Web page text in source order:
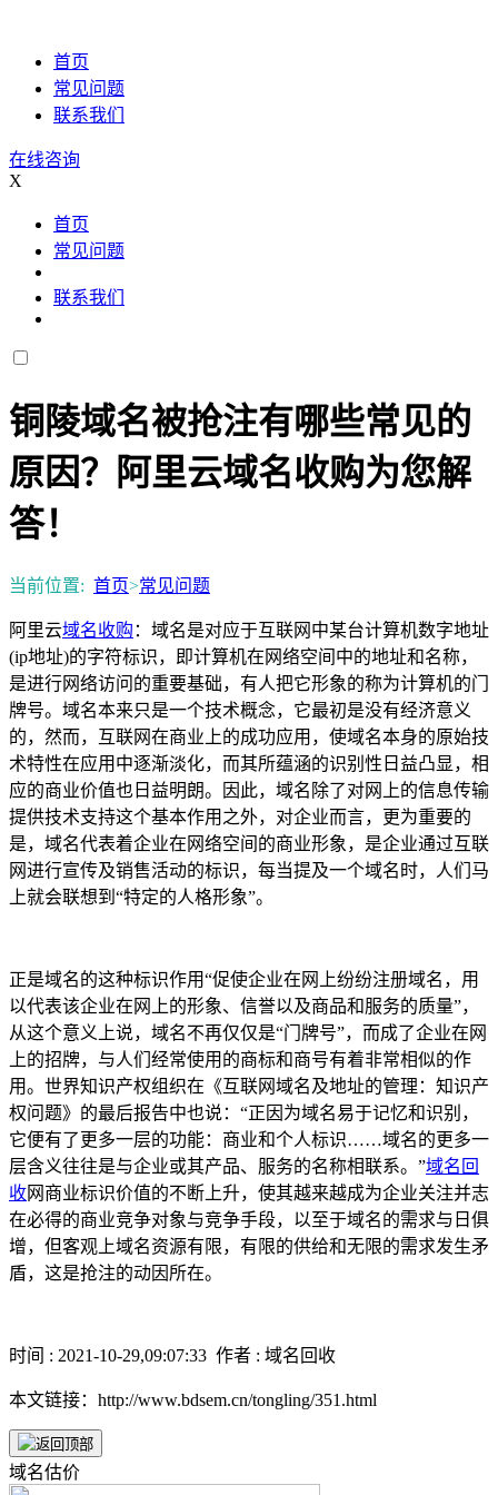
首页
常见问题
联系我们
在线咨询
X
首页
常见问题
联系我们
铜陵域名被抢注有哪些常见的
原因？阿里云域名收购为您解
答！
当前位置: 首页>常见问题
阿里云域名收购 ：域名是对应于互联网中某台计算机数字地址
(ip地址)的字符标识，即计算机在网络空间中的地址和名称，
是进行网络访问的重要基础，有人把它形象的称为计算机的门
牌号。域名本来只是一个技术概念，它最初是没有经济意义
的，然而，互联网在商业上的成功应用，使域名本身的原始技
术特性在应用中逐渐淡化，而其所蕴涵的识别性日益凸显，相
应的商业价值也日益明朗。因此，域名除了对网上的信息传输
提供技术支持这个基本作用之外，对企业而言，更为重要的
是，域名代表着企业在网络空间的商业形象，是企业通过互联
网进行宣传及销售活动的标识，每当提及一个域名时，人们马
上就会联想到“特定的人格形象”。
正是域名的这种标识作用“促使企业在网上纷纷注册域名，用
以代表该企业在网上的形象、信誉以及商品和服务的质量”，
从这个意义上说，域名不再仅仅是“门牌号”，而成了企业在网
上的招牌，与人们经常使用的商标和商号有着非常相似的作
用。世界知识产权组织在《互联网域名及地址的管理：知识产
权问题》的最后报告中也说：“正因为域名易于记忆和识别，
它便有了更多一层的功能：商业和个人标识……域名的更多一
层含义往往是与企业或其产品、服务的名称相联系。”域名回
收网商业标识价值的不断上升，使其越来越成为企业关注并志
在必得的商业竞争对象与竞争手段，以至于域名的需求与日俱
增，但客观上域名资源有限，有限的供给和无限的需求发生矛
盾，这是抢注的动因所在。
时间 : 2021-10-29,09:07:33 作者 : 域名回收
本文链接：http://www.bdsem.cn/tongling/351.html
域名估价